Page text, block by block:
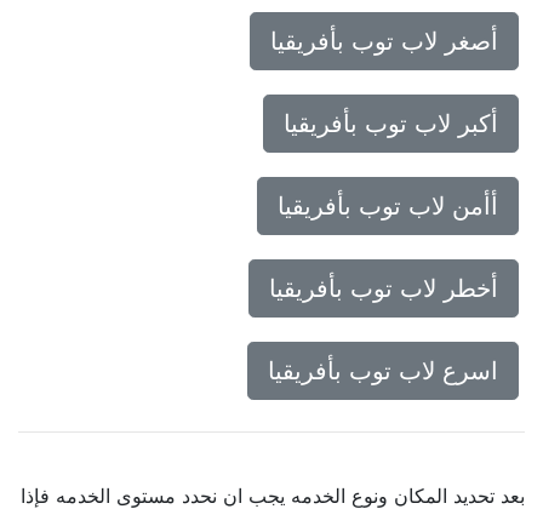
أصغر لاب توب بأفريقيا
أكبر لاب توب بأفريقيا
أأمن لاب توب بأفريقيا
أخطر لاب توب بأفريقيا
اسرع لاب توب بأفريقيا
بعد تحديد المكان ونوع الخدمه يجب ان نحدد مستوى الخدمه فإذا